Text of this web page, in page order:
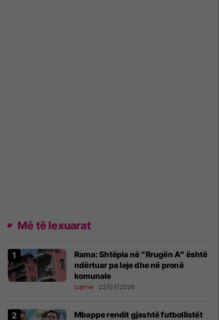
Më të lexuarat
Rama: Shtëpia në "Rrugën A" është
ndërtuar pa leje dhe në pronë
komunale
Lajme 22/07/2026
Mbappe rendit gjashtë futbollistët